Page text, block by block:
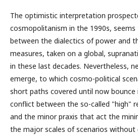
The optimistic interpretation
cosmopolitanism in the 1990s,
between the dialectics of power and
measures, taken on a global,
in these last decades. Nevertheless,
emerge, to which cosmo-political
short paths covered until now
conflict between the so-called "high"
and the minor praxis that act the
the major scales of scenarios without